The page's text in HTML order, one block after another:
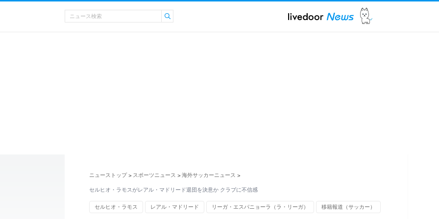
ニューストップ > スポーツニュース > 海外サッカーニュース >
セルヒオ・ラモスがレアル・マドリード退団を決意か クラブに不信感
セルヒオ・ラモス レアル・マドリード リーガ・エスパニョーラ（ラ・リーガ） 移籍報道（サッカー）